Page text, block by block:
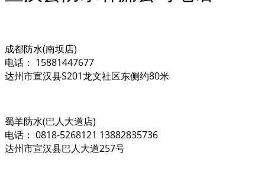
成都防水(南坝店)
电话： 15881447677
达州市宣汉县S201龙文社区东侧约80米
蜀羊防水(巴人大道店)
电话： 0818-5268121 13882835736
达州市宣汉县巴人大道257号